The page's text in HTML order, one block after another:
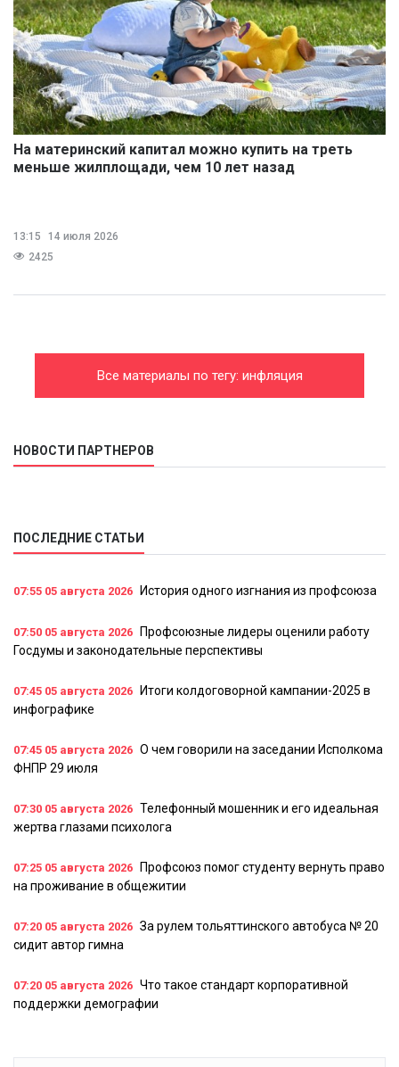
На материнский капитал можно купить на треть
меньше жилплощади, чем 10 лет назад
13:15
14 июля 2026
2425
Все материалы по тегу: инфляция
НОВОСТИ ПАРТНЕРОВ
ПОСЛЕДНИЕ СТАТЬИ
07:55 05 августа 2026 История одного изгнания из профсоюза
07:50 05 августа 2026
Профсоюзные лидеры оценили работу
Госдумы и законодательные перспективы
07:45 05 августа 2026
Итоги колдоговорной кампании-2025 в
инфографике
07:45 05 августа 2026 О чем говорили на заседании Исполкома
ФНПР 29 июля
07:30 05 августа 2026 Телефонный мошенник и его идеальная
жертва глазами психолога
07:25 05 августа 2026
Профсоюз помог студенту вернуть право
на проживание в общежитии
07:20 05 августа 2026 За рулем тольяттинского автобуса № 20
сидит автор гимна
07:20 05 августа 2026 Что такое стандарт корпоративной
поддержки демографии